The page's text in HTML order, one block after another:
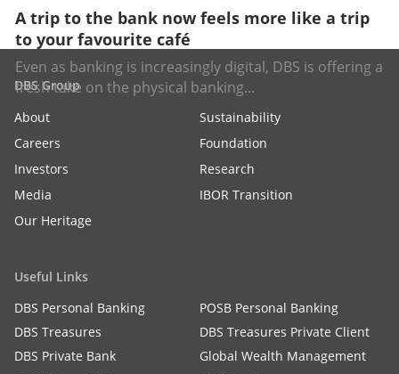
A trip to the bank now feels more like a trip
to your favourite café
Even as banking is increasingly digital, DBS is offering a
fresh take on the physical banking...
DBS Group
About
Sustainability
Careers
Foundation
Investors
Research
Media
IBOR Transition
Our Heritage
Useful Links
DBS Personal Banking
POSB Personal Banking
DBS Treasures
DBS Treasures Private Client
DBS Private Bank
Global Wealth Management